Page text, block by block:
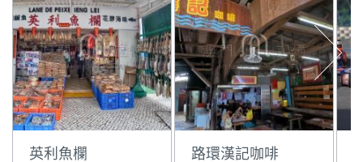
英利魚欄 路環漢記咖啡